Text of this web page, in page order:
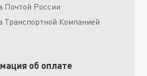
Почтой России
Транспортной Компанией
об оплате